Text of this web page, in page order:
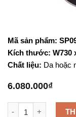
Mã sản phẩm:
Kích thước: W730
Chất liệu: Da hoặc
6.080.000₫
Ghế Sofa SP09 số